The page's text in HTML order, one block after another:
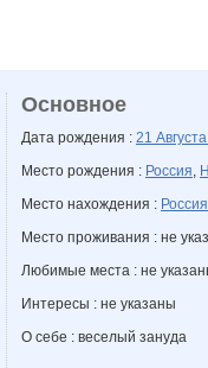
Основное
Дата рождения : 21
Место рождения : Россия,
Место нахождения : Россия
Место проживания : не
Любимые места : не
Интересы : не указаны
О себе : веселый зануда